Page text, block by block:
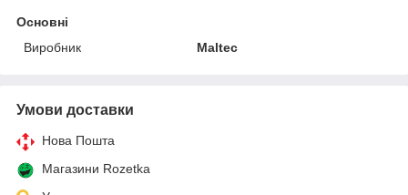
Основні
Виробник
Maltec
Умови доставки
Нова Пошта
Магазини Rozetka